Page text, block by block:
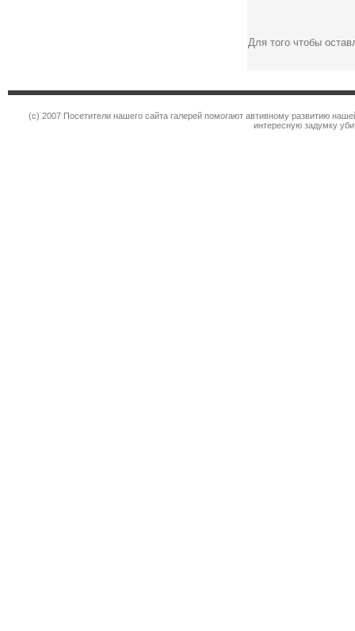
Для того чтобы
(c) 2007 Посетители нашего сайта галерей помогают автивному развитию
интересную задумку